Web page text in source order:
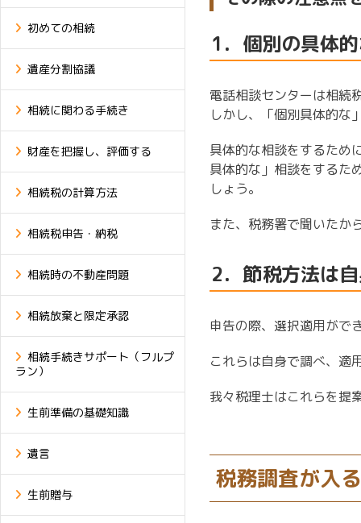
初めての相続
遺産分割協議
相続に関わる手続き
財産を把握し、評価する
相続税の計算方法
相続税申告・納税
相続時の不動産問題
相続放棄と限定承認
相続手続きサポート（フルプ
ラン）
生前準備の基礎知識
遺言
生前贈与
1．個別の具体
電話相談センターは相続
しかし、「個別具体的な
具体的な相談をするため
具体的な」相談をするた
しょう。
また、税務署で聞いたか
2．節税方法は
申告の際、選択適用がで
これらは自身で調べ、適
我々税理士はこれらを提
税務調査が入